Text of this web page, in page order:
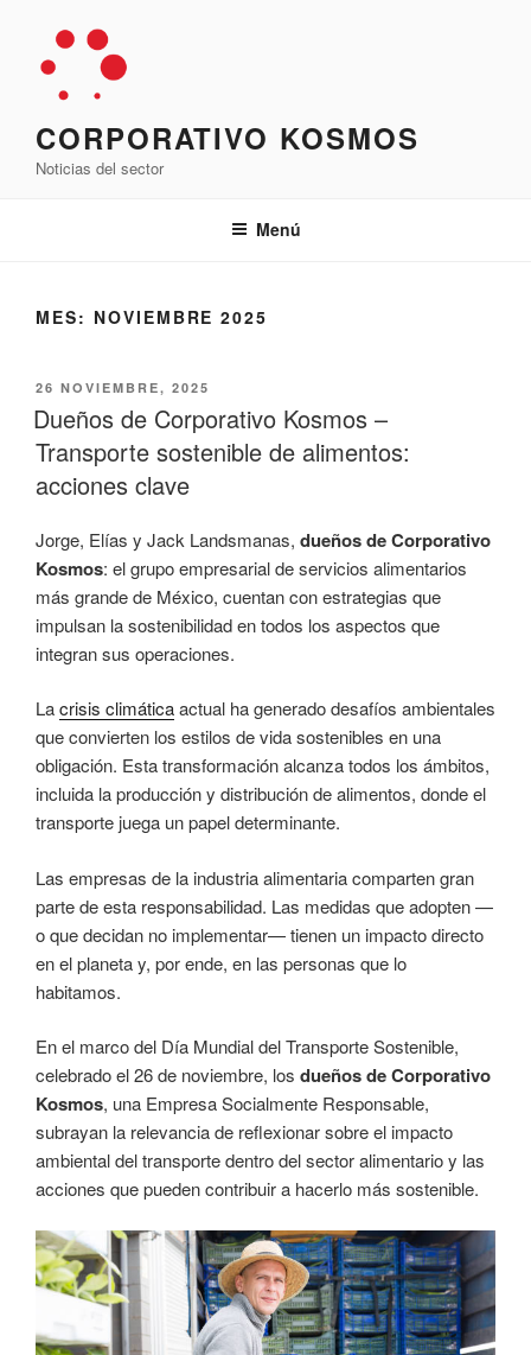
contenido
CORPORATIVO KOSMOS
Noticias del sector
Menú
MES: NOVIEMBRE 2025
PUBLICADO
EL
26 NOVIEMBRE, 2025
Dueños de Corporativo Kosmos –
Transporte sostenible de alimentos:
acciones clave
Jorge, Elías y Jack Landsmanas, dueños de Corporativo
Kosmos: el grupo empresarial de servicios alimentarios
más grande de México, cuentan con estrategias que
impulsan la sostenibilidad en todos los aspectos que
integran sus operaciones.
Lacrisis climáticaactual ha generado desafíos ambientales
que convierten los estilos de vida sostenibles en una
obligación. Esta transformación alcanza todos los ámbitos,
incluida la producción y distribución de alimentos, donde el
transporte juega un papel determinante.
Las empresas de la industria alimentaria comparten gran
parte de esta responsabilidad. Las medidas que adopten —
o que decidan no implementar— tienen un impacto directo
en el planeta y, por ende, en las personas que lo
habitamos.
En el marco del Día Mundial del Transporte Sostenible,
celebrado el 26 de noviembre, los dueños de Corporativo
Kosmos, una Empresa Socialmente Responsable,
subrayan la relevancia de reflexionar sobre el impacto
ambiental del transporte dentro del sector alimentario y las
acciones que pueden contribuir a hacerlo más sostenible.